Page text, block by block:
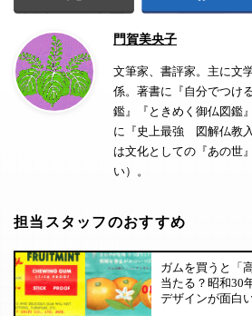
門賀美央子
文筆家、書評家。主に文
係。著書に『自分でつけ
鑑』『ときめく御仏図鑑
に『史上最強 図解仏教
は文化としての『あの世
い）。
担当スタッフのおすすめ
ガムを買うと「
当たる？昭和30
デザインが面白